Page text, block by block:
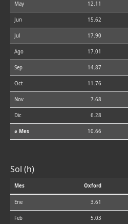
May 12.11
Jun 15.62
Jul 17.90
Ago 17.01
Sep 14.87
Oct 11.76
Nov 7.68
Dic 6.28
⌀ Mes 10.66
Sol (h)
Mes Oxford
Ene 3.61
Feb 5.03